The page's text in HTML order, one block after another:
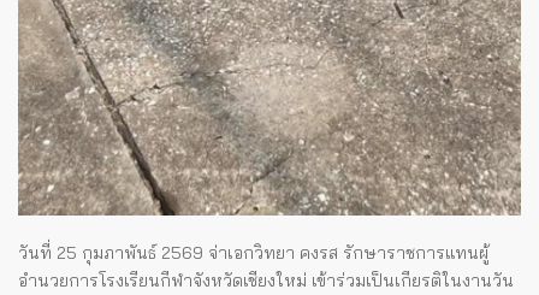
วันที่ 25 กุมภาพันธ์ 2569 จ่าเอกวิทยา คงรส รักษาราชการแทนผู้
อำนวยการโรงเรียนกีฬาจังหวัดเชียงใหม่ เข้าร่วมเป็นเกียรติในงานวัน